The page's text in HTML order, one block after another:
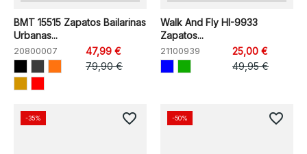
BMT 15515 Zapatos Bailarinas
Urbanas...
20800007
47,99 €
79,90 €
Walk And Fly HI-9933
Zapatos...
21100939
25,00 €
49,95 €
-35% favorite_border -50% favorite_border